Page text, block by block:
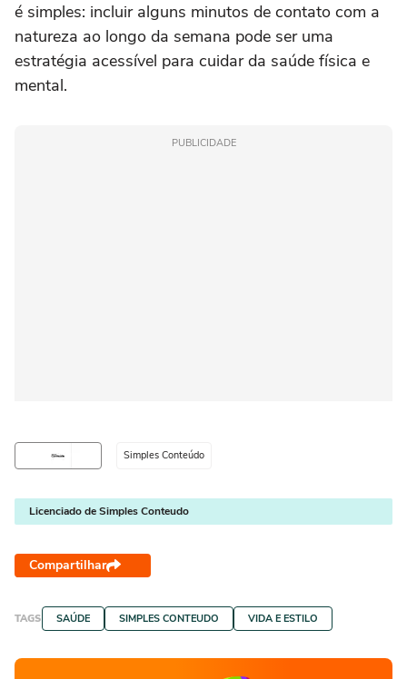
é simples: incluir alguns minutos de contato com a
natureza ao longo da semana pode ser uma
estratégia acessível para cuidar da saúde física e
mental.
PUBLICIDADE
Simples Conteúdo
Licenciado de Simples Conteudo
Compartilhar
TAGS SAÚDE SIMPLES CONTEUDO VIDA E ESTILO